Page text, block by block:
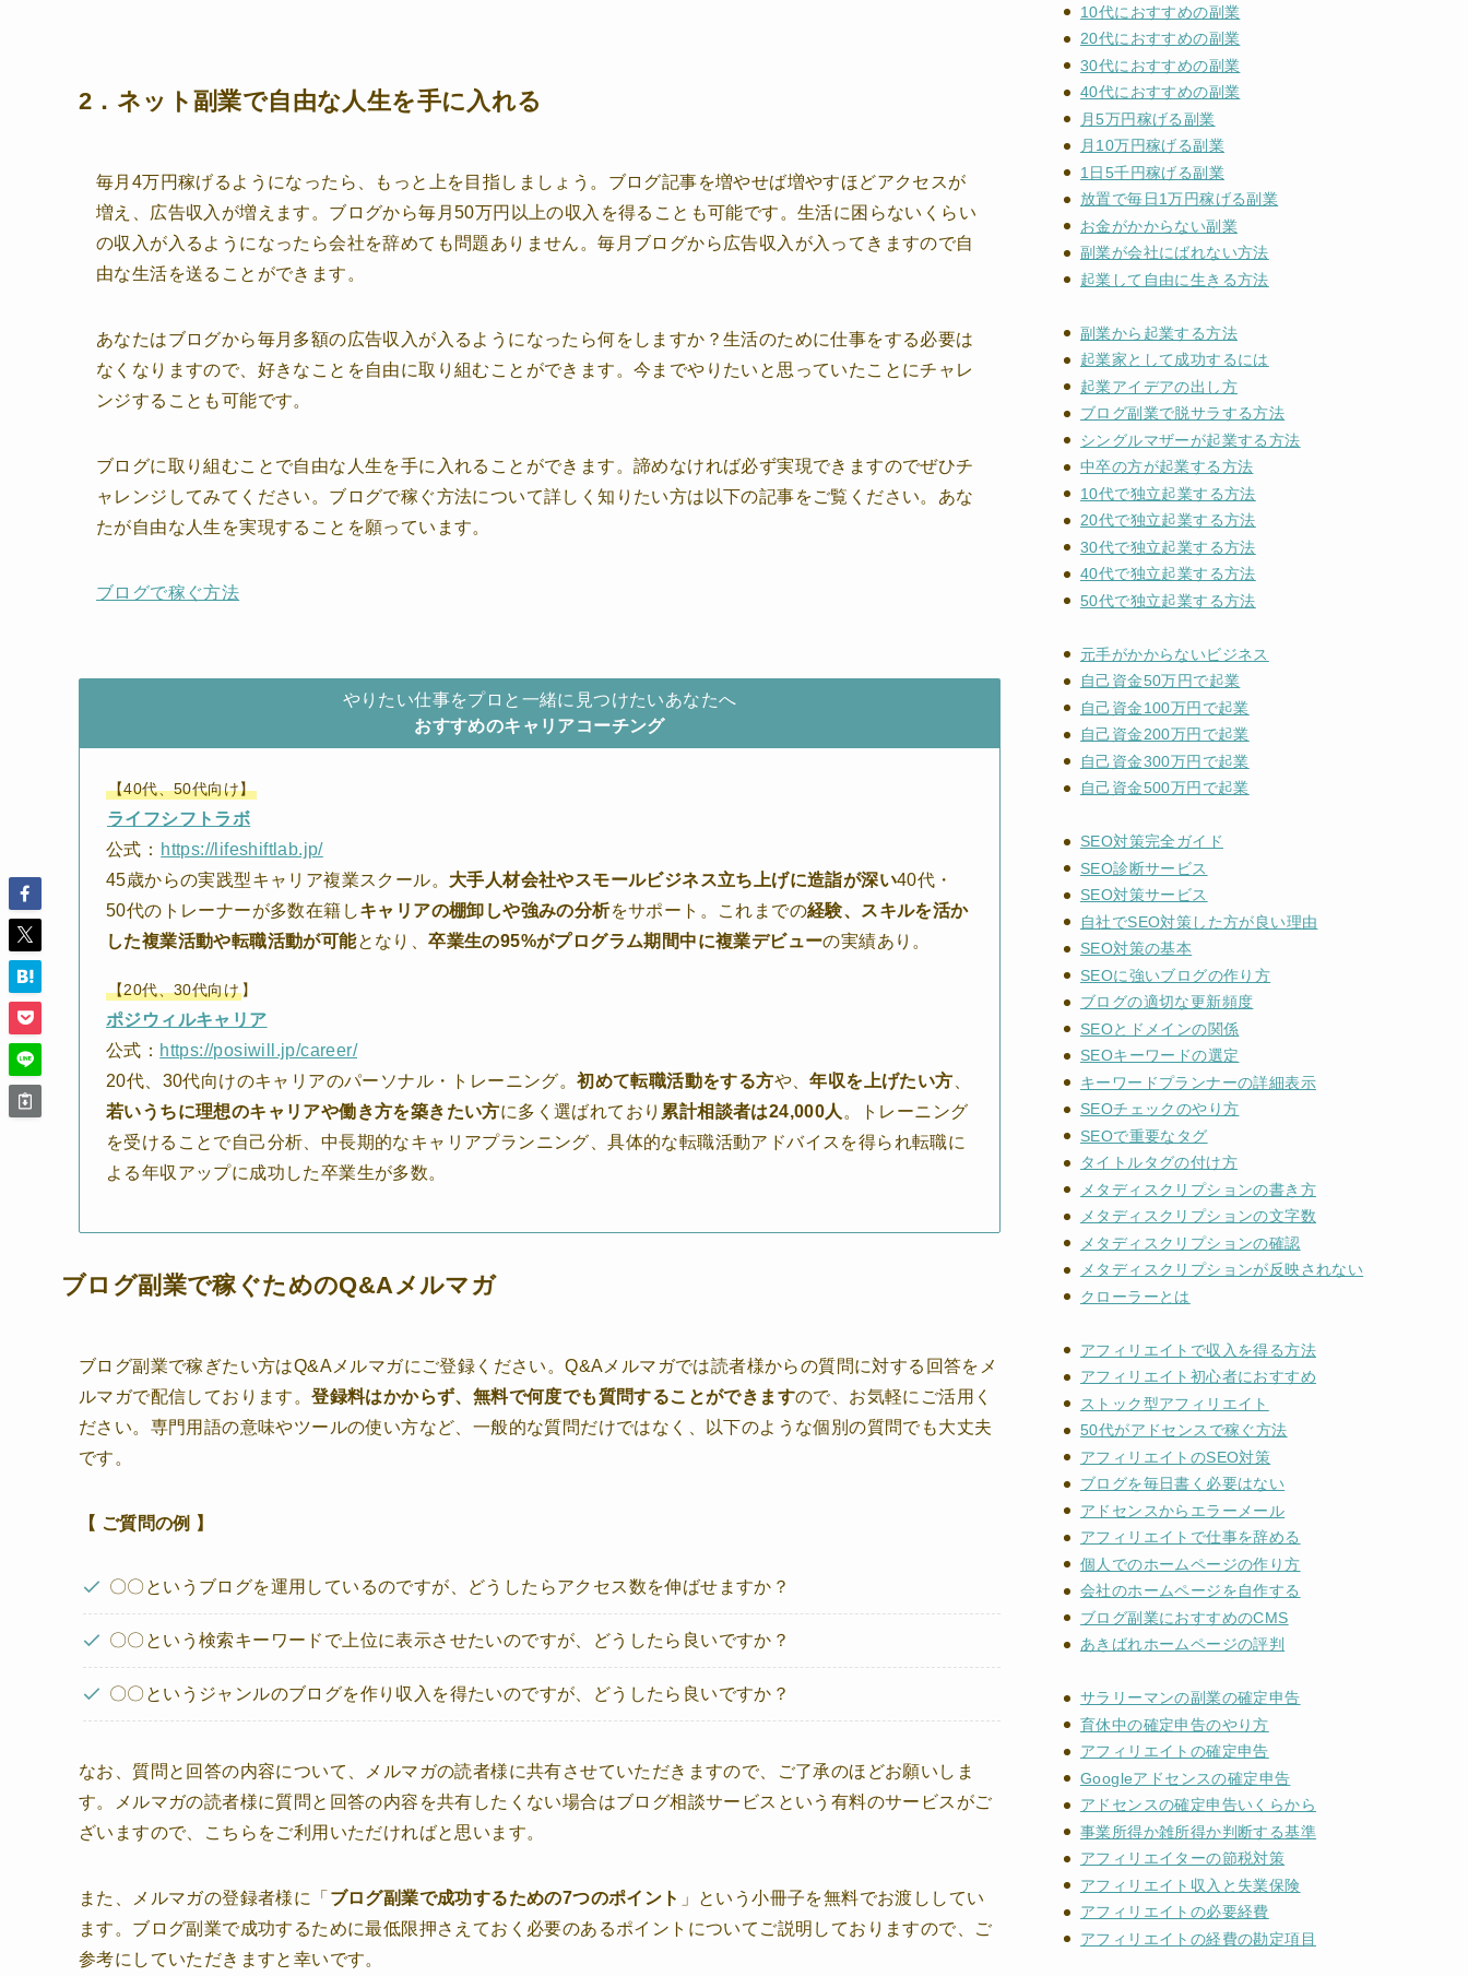
2．ネット副業で自由な人生を手に入れる
毎月4万円稼げるようになったら、もっと上を目指しましょう。ブログ記事を増やせば増やすほどアクセスが
増え、広告収入が増えます。ブログから毎月50万円以上の収入を得ることも可能です。生活に困らないくらい
の収入が入るようになったら会社を辞めても問題ありません。毎月ブログから広告収入が入ってきますので自
由な生活を送ることができます。
あなたはブログから毎月多額の広告収入が入るようになったら何をしますか？生活のために仕事をする必要は
なくなりますので、好きなことを自由に取り組むことができます。今までやりたいと思っていたことにチャレ
ンジすることも可能です。
ブログに取り組むことで自由な人生を手に入れることができます。諦めなければ必ず実現できますのでぜひチ
ャレンジしてみてください。ブログで稼ぐ方法について詳しく知りたい方は以下の記事をご覧ください。あな
たが自由な人生を実現することを願っています。
ブログで稼ぐ方法
やりたい仕事をプロと一緒に見つけたいあなたへ
おすすめのキャリアコーチング
【40代、50代向け】
ライフシフトラボ
公式： https://lifeshiftlab.jp/
45歳からの実践型キャリア複業スクール。 大手人材会社やスモールビジネス立ち上げに造詣が深い40代・
50代のトレーナーが多数在籍しキャリアの棚卸しや強みの分析をサポート。これまでの経験、スキルを活か
した複業活動や転職活動が可能となり、卒業生の95%がプログラム期間中に複業デビューの実績あり。
【20代、30代向け 】
ポジウィルキャリア
公式： https://posiwill.jp/career/
20代、30代向けのキャリアのパーソナル・トレーニング。初めて転職活動をする方や、年収を上げたい方
若いうちに理想のキャリアや働き方を築きたい方に多く選ばれており 累計相談者は24,000人 。トレーニング
を受けることで自己分析、中長期的なキャリアプランニング、具体的な転職活動アドバイスを得られ転職に
よる年収アップに成功した卒業生が多数。
ブログ副業で稼ぐためのQ&Aメルマガ
ブログ副業で稼ぎたい方はQ&Aメルマガにご登録ください。Q&Aメルマガでは読者様からの質問に対する回答をメ
ルマガで配信しております。登録料はかからず、無料で何度でも質問することができますので、お気軽にご活用く
ださい。専門用語の意味やツールの使い方など、一般的な質問だけではなく、以下のような個別の質問でも大丈夫
です。
【 ご質問の例 】
〇〇というブログを運用しているのですが、どうしたらアクセス数を伸ばせますか？
〇〇という検索キーワードで上位に表示させたいのですが、どうしたら良いですか？
〇〇というジャンルのブログを作り収入を得たいのですが、どうしたら良いですか？
なお、質問と回答の内容について、メルマガの読者様に共有させていただきますので、ご了承のほどお願いしま
す。メルマガの読者様に質問と回答の内容を共有したくない場合はブログ相談サービスという有料のサービスがご
ざいますので、こちらをご利用いただければと思います。
また、メルマガの登録者様に「 ブログ副業で成功するための7つのポイント 」という小冊子を無料でお渡ししてい
ます。ブログ副業で成功するために最低限押さえておく必要のあるポイントについてご説明しておりますので、ご
参考にしていただきますと幸いです。
10代におすすめの副業
20代におすすめの副業
30代におすすめの副業
40代におすすめの副業
月5万円稼げる副業
月10万円稼げる副業
1日5千円稼げる副業
放置で毎日1万円稼げる副業
お金がかからない副業
副業が会社にばれない方法
起業して自由に生きる方法
副業から起業する方法
起業家として成功するには
起業アイデアの出し方
ブログ副業で脱サラする方法
シングルマザーが起業する方法
中卒の方が起業する方法
10代で独立起業する方法
20代で独立起業する方法
30代で独立起業する方法
40代で独立起業する方法
50代で独立起業する方法
元手がかからないビジネス
自己資金50万円で起業
自己資金100万円で起業
自己資金200万円で起業
自己資金300万円で起業
自己資金500万円で起業
SEO対策完全ガイド
SEO診断サービス
SEO対策サービス
自社でSEO対策した方が良い理由
SEO対策の基本
SEOに強いブログの作り方
ブログの適切な更新頻度
SEOとドメインの関係
SEOキーワードの選定
キーワードプランナーの詳細表示
SEOチェックのやり方
SEOで重要なタグ
タイトルタグの付け方
メタディスクリプションの書き方
メタディスクリプションの文字数
メタディスクリプションの確認
メタディスクリプションが反映されない
クローラーとは
アフィリエイトで収入を得る方法
アフィリエイト初心者におすすめ
ストック型アフィリエイト
50代がアドセンスで稼ぐ方法
アフィリエイトのSEO対策
ブログを毎日書く必要はない
アドセンスからエラーメール
アフィリエイトで仕事を辞める
個人でのホームページの作り方
会社のホームページを自作する
ブログ副業におすすめのCMS
あきばれホームページの評判
サラリーマンの副業の確定申告
育休中の確定申告のやり方
アフィリエイトの確定申告
Googleアドセンスの確定申告
アドセンスの確定申告いくらから
事業所得か雑所得か判断する基準
アフィリエイターの節税対策
アフィリエイト収入と失業保険
アフィリエイトの必要経費
アフィリエイトの経費の勘定項目